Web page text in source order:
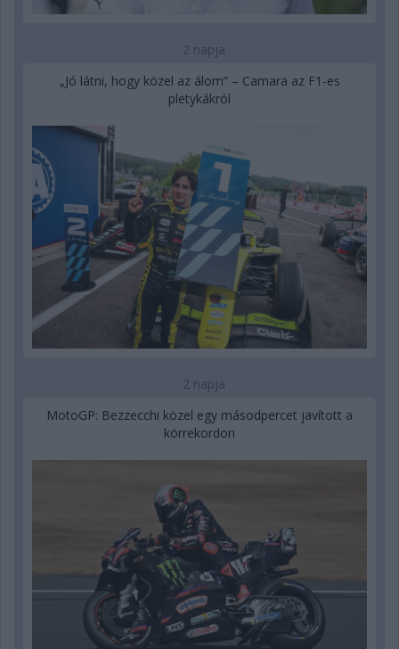
2 napja
„Jó látni, hogy közel az álom” – Camara az F1-es
pletykákról
2 napja
MotoGP: Bezzecchi közel egy másodpercet javított a
körrekordon